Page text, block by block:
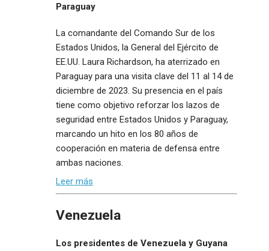
Paraguay
La comandante del Comando Sur de los
Estados Unidos, la General del Ejército de
EE.UU. Laura Richardson, ha aterrizado en
Paraguay para una visita clave del 11 al 14 de
diciembre de 2023. Su presencia en el país
tiene como objetivo reforzar los lazos de
seguridad entre Estados Unidos y Paraguay,
marcando un hito en los 80 años de
cooperación en materia de defensa entre
ambas naciones.
Leer más
Venezuela
Los presidentes de Venezuela y Guyana